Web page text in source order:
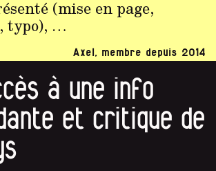
(mise en page,
typo), …
Axel, membre depuis 2014
à une info
et critique de